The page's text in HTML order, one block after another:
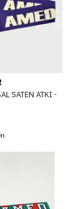
SATEN ATKI -